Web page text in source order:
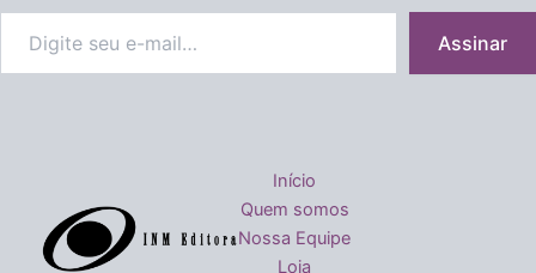
Assinar
Início
Quem somos
Nossa Equipe
Loja